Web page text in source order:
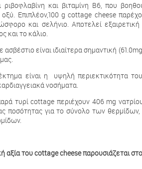
ριβοφλαβίνη και βιταμίνη Β6, που
οξύ. Επιπλέον,100 g cottage cheese
και σελήνιο. Αποτελεί
και το κάλιο.
ασβέστιο είναι ιδιαίτερα σημαντική
είναι η υψηλή περιεκτικότητα
νοσήματα.
τυρί cottage περιέχoυν 406 mg
ποσότητας για το σύνολο των θερμίδων,
αξία του cottage cheese παρουσιάζεται